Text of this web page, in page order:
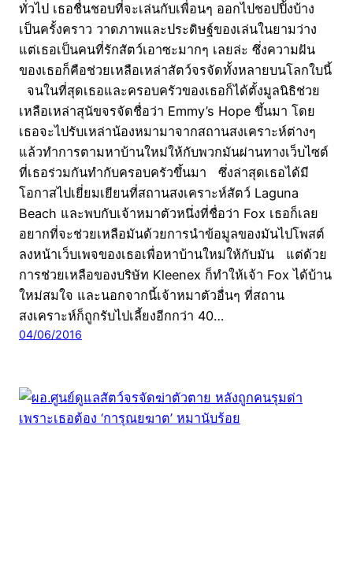
ทั่วไป เธอชื่นชอบที่จะเล่นกับเพื่อนๆ ออกไปชอปปิ้งบ้าง
เป็นครั้งคราว วาดภาพและประดิษฐ์ของเล่นในยามว่าง
แต่เธอเป็นคนที่รักสัตว์เอาซะมากๆ เลยล่ะ ซึ่งความฝัน
ของเธอก็คือช่วยเหลือเหล่าสัตว์จรจัดทั้งหลายบนโลกใบนี้
จนในที่สุดเธอและครอบครัวของเธอก็ได้ตั้งมูลนิธิช่วย
เหลือเหล่าสุนัขจรจัดชื่อว่า Emmy’s Hope ขึ้นมา โดย
เธอจะไปรับเหล่าน้องหมามาจากสถานสงเคราะห์ต่างๆ
แล้วทำการตามหาบ้านใหม่ให้กับพวกมันผ่านทางเว็บไซต์
ที่เธอร่วมกันทำกับครอบครัวขึ้นมา ซึ่งล่าสุดเธอได้มี
โอกาสไปเยี่ยมเยียนที่สถานสงเคราะห์สัตว์ Laguna
Beach และพบกับเจ้าหมาตัวหนึ่งที่ชื่อว่า Fox เธอก็เลย
อยากที่จะช่วยเหลือมันด้วยการนำข้อมูลของมันไปโพสต์
ลงหน้าเว็บเพจของเธอเพื่อหาบ้านใหม่ให้กับมัน แต่ด้วย
การช่วยเหลือของบริษัท Kleenex ก็ทำให้เจ้า Fox ได้บ้าน
ใหม่สมใจ และนอกจากนี้เจ้าหมาตัวอื่นๆ ที่สถาน
สงเคราะห์ก็ถูกรับไปเลี้ยงอีกกว่า 40…
04/06/2016